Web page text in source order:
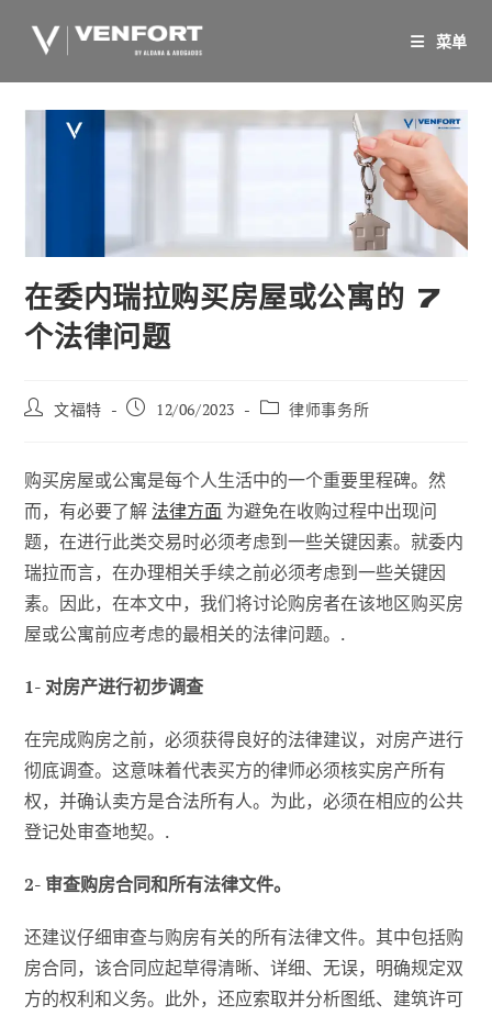
菜单
在委内瑞拉购买房屋或公寓的 7
个法律问题
帖
者
文福特
已
12/06/2023
职
别
律师事务所
购买房屋或公寓是每个人生活中的一个重要里程碑。然
而，有必要了解 法律方面 为避免在收购过程中出现问
题，在进行此类交易时必须考虑到一些关键因素。就委内
瑞拉而言，在办理相关手续之前必须考虑到一些关键因
素。因此，在本文中，我们将讨论购房者在该地区购买房
屋或公寓前应考虑的最相关的法律问题。.
1- 对房产进行初步调查
在完成购房之前，必须获得良好的法律建议，对房产进行
彻底调查。这意味着代表买方的律师必须核实房产所有
权，并确认卖方是合法所有人。为此，必须在相应的公共
登记处审查地契。.
2- 审查购房合同和所有法律文件。
还建议仔细审查与购房有关的所有法律文件。其中包括购
房合同，该合同应起草得清晰、详细、无误，明确规定双
方的权利和义务。此外，还应索取并分析图纸、建筑许可